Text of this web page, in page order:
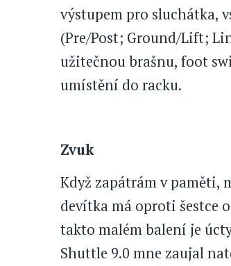
výstupem pro sluchátka,
(Pre/Post; Ground/Lift;
užitečnou brašnu, foot
umístění do racku.
Zvuk
Když zapátrám v paměti,
devítka má oproti šestce
takto malém balení je
Shuttle 9.0 mne zaujal